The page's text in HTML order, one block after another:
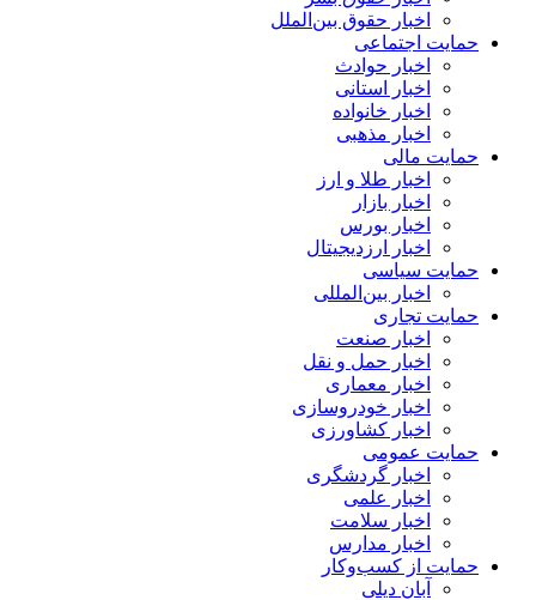
اخبار حقوق بین‌الملل
حمایت اجتماعی
اخبار حوادث
اخبار استانی
اخبار خانواده
اخبار مذهبی
حمایت مالی
اخبار طلا و ارز
اخبار بازار
اخبار بورس
اخبار ارزدیجیتال
حمایت سیاسی
اخبار بین‌المللی
حمایت تجاری
اخبار صنعت
اخبار حمل و نقل
اخبار معماری
اخبار خودروسازی
اخبار کشاورزی
حمایت عمومی
اخبار گردشگری
اخبار علمی
اخبار سلامت
اخبار مدارس
حمایت از کسب‌وکار
آبان دیلی